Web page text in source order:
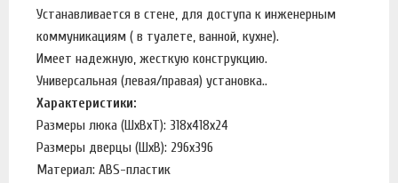
Устанавливается в стене, для доступа к инженерным
коммуникациям ( в туалете, ванной, кухне).
Имеет надежную, жесткую конструкцию.
Универсальная (левая/правая) установка..
Характеристики:
Размеры люка (ШхВхТ): 318х418х24
Размеры дверцы (ШхВ): 296х396
Материал: ABS-пластик